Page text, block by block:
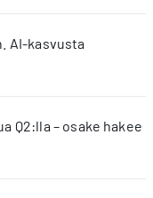
AI-kasvusta
Q2:lla – osake hakee